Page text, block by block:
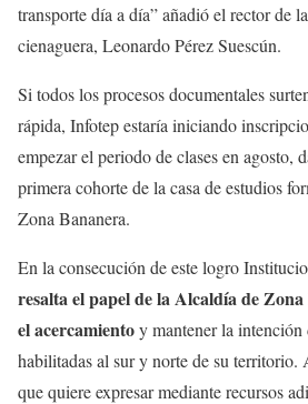
transporte día a día” añadió el rector de
cienaguera, Leonardo Pérez Suescún.
Si todos los procesos documentales
rápida, Infotep estaría iniciando
empezar el periodo de clases en agosto,
primera cohorte de la casa de estudios
Zona Bananera.
En la consecución de este logro
resalta el papel de la Alcaldía de
el acercamientoy mantener la intención
habilitadas al sur y norte de su territorio.
que quiere expresar mediante recursos